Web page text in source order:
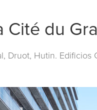
Cité du
Druot, Hutin.